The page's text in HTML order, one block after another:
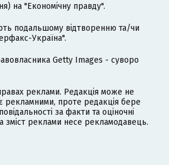
на "Економічну правду".
подальшому відтворенню та/чи
Україна".
Getty Images - суворо
реклами. Редакція може не
проте редакція бере
за факти та оціночні
зміст реклами несе рекламодавець.